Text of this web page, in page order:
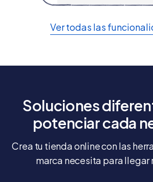
Ver todas las
Soluciones
potenciar cada
Crea tu tienda online con las
marca necesita para llegar